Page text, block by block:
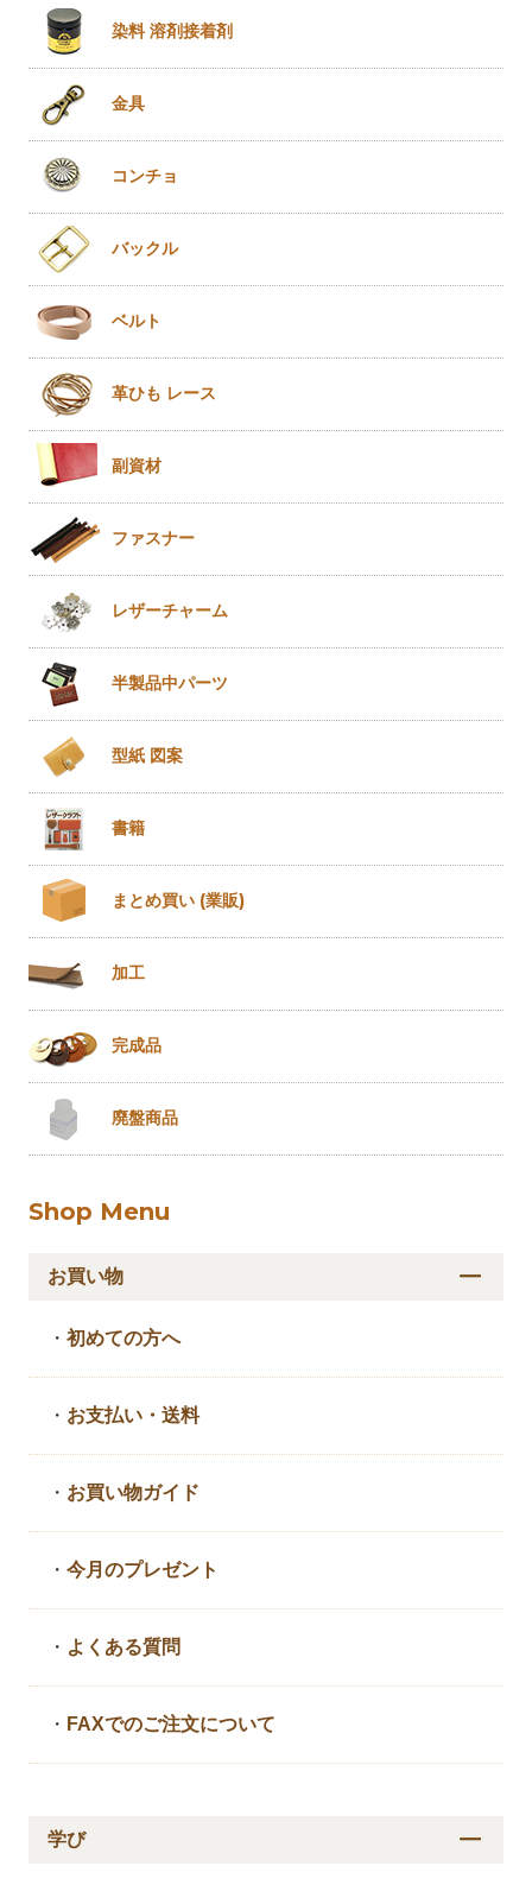
染料 溶剤接着剤
金具
コンチョ
バックル
ベルト
革ひも レース
副資材
ファスナー
レザーチャーム
半製品中パーツ
型紙 図案
書籍
まとめ買い (業販)
加工
完成品
廃盤商品
Shop Menu
お買い物
・初めての方へ
・ お支払い・送料
・ お買い物ガイド
・今月のプレゼント
・ よくある質問
・ FAXでのご注文について
学び